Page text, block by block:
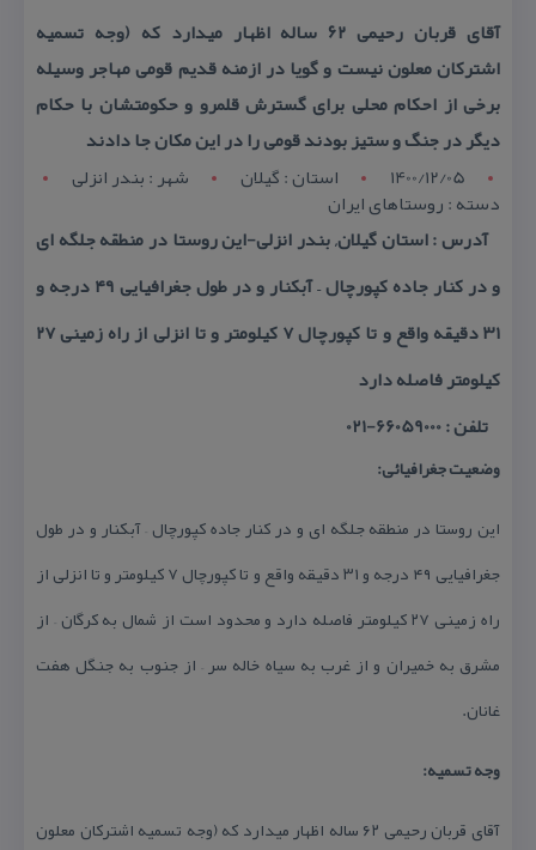
آقای قربان رحیمی ۶۲ ساله اظهار میدارد كه (وجه تسمیه
اشتركان معلون نیست و گویا در ازمنه قدیم قومی مهاجر وسیله
برخی از احكام محلی برای گسترش قلمرو و حكومتشان با حكام
دیگر در جنگ و ستیز بودند قومی را در این مكان جا دادند
1400/12/05
استان : گيلان شهر : بندر انزلی
دسته : روستاهای ایران
آدرس : استان گیلان, بندر انزلی-این روستا در منطقه جلگه ای
و در كنار جاده كپورچال – آبكنار و در طول جغرافیایی ۴۹ درجه و
۳۱ دقیقه واقع و تا كپورچال ۷ كیلومتر و تا انزلی از راه زمینی ۲۷
كیلومتر فاصله دارد
تلفن : 66059000-021
وضعیت جغرافیائی:
این روستا در منطقه جلگه ای و در كنار جاده كپورچال – آبكنار و در طول
جغرافیایی ۴۹ درجه و ۳۱ دقیقه واقع و تا كپورچال ۷ كیلومتر و تا انزلی از
راه زمینی ۲۷ كیلومتر فاصله دارد و محدود است از شمال به كرگان – از
مشرق به خمیران و از غرب به سیاه خاله سر – از جنوب به جنگل هفت
غانان.
وجه تسمیه:
آقای قربان رحیمی ۶۲ ساله اظهار میدارد كه (وجه تسمیه اشتركان معلون